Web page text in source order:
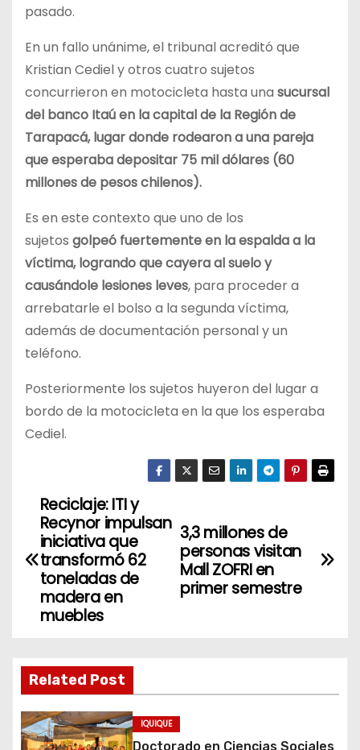
pasado.
En un fallo unánime, el tribunal acreditó que
Kristian Cediel y otros cuatro sujetos
concurrieron en motocicleta hasta una sucursal
del banco Itaú en la capital de la Región de
Tarapacá, lugar donde rodearon a una pareja
que esperaba depositar 75 mil dólares (60
millones de pesos chilenos).
Es en este contexto que uno de los
sujetos golpeó fuertemente en la espalda a la
víctima, logrando que cayera al suelo y
causándole lesiones leves, para proceder a
arrebatarle el bolso a la segunda víctima,
además de documentación personal y un
teléfono.
Posteriormente los sujetos huyeron del lugar a
bordo de la motocicleta en la que los esperaba
Cediel.
N
a
a
c
3,3 millones de
personas visitan
Mall ZOFRI en
primer semestre
Reciclaje: ITI y
Recynor impulsan
iniciativa que
transformó 62
toneladas de
madera en
muebles
Related Post
IQUIQUE
Doctorado en Ciencias Sociales